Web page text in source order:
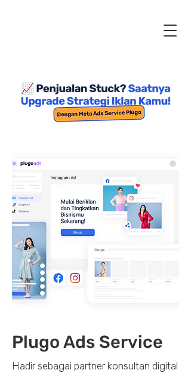
Plugo Ads Service
Hadir sebagai partner konsultan digital